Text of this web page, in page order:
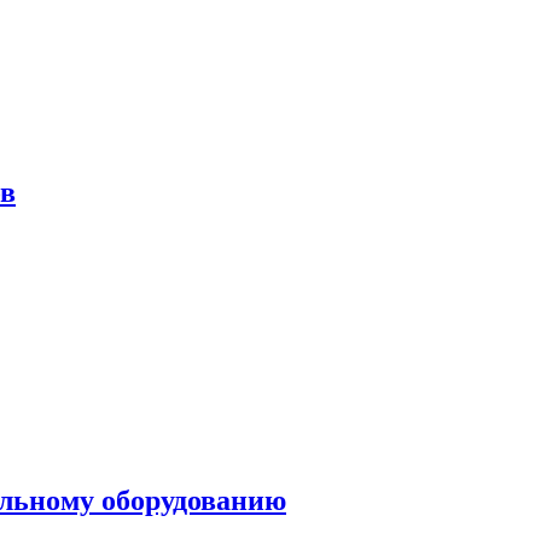
оборудованию